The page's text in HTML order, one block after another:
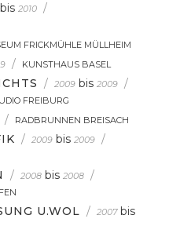
bis 2010 /
FRICKMÜHLE MÜLLHEIM
/ KUNSTHAUS BASEL
/ 2009 bis 2009 /
FREIBURG
/ RADBRUNNEN BREISACH
/ 2009 bis 2009 /
/ 2008 bis 2008 /
U.WOL / 2007 bis